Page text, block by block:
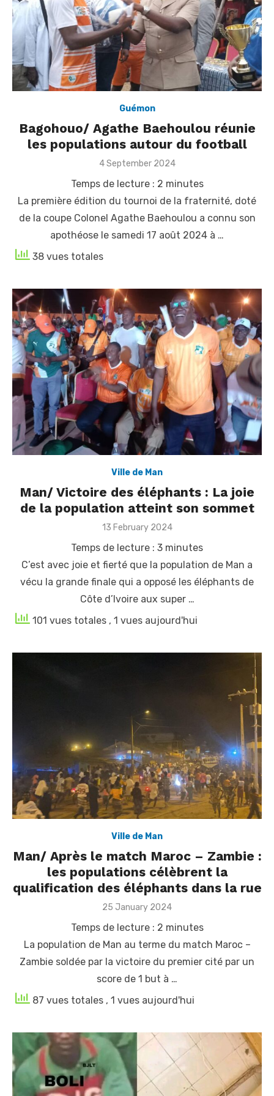
Guémon
Bagohouo/ Agathe Baehoulou réunie
les populations autour du football
Posted
4 September 2024
Temps de lecture : 2 minutes
La première édition du tournoi de la fraternité, doté
de la coupe Colonel Agathe Baehoulou a connu son
apothéose le samedi 17 août 2024 à …
38 vues totales
Ville de Man
Man/ Victoire des éléphants : La joie
de la population atteint son sommet
Posted
13 February 2024
Temps de lecture : 3 minutes
C’est avec joie et fierté que la population de Man a
vécu la grande finale qui a opposé les éléphants de
Côte d’Ivoire aux super …
101 vues totales , 1 vues aujourd'hui
Ville de Man
Man/ Après le match Maroc – Zambie :
les populations célèbrent la
qualification des éléphants dans la rue
Posted
25 January 2024
Temps de lecture : 2 minutes
La population de Man au terme du match Maroc –
Zambie soldée par la victoire du premier cité par un
score de 1 but à …
87 vues totales , 1 vues aujourd'hui